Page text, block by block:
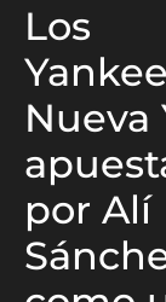
Los
Nueva
por Alí